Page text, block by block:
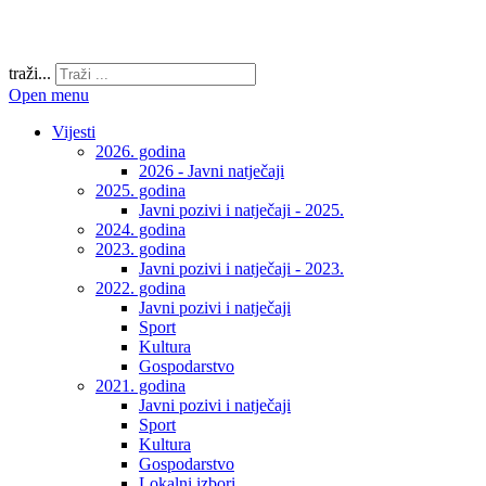
traži...
Open menu
Vijesti
2026. godina
2026 - Javni natječaji
2025. godina
Javni pozivi i natječaji - 2025.
2024. godina
2023. godina
Javni pozivi i natječaji - 2023.
2022. godina
Javni pozivi i natječaji
Sport
Kultura
Gospodarstvo
2021. godina
Javni pozivi i natječaji
Sport
Kultura
Gospodarstvo